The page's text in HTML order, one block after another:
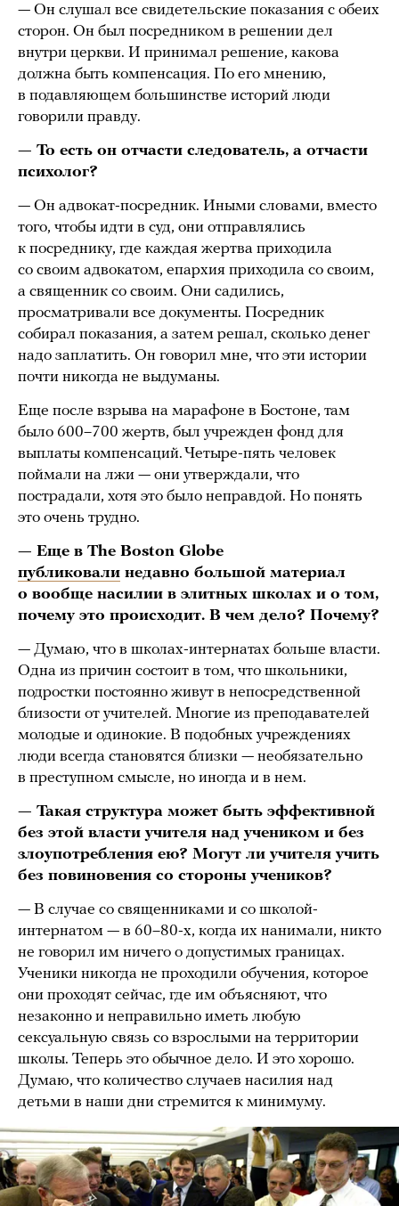
— Он слушал все свидетельские показания с обеих
сторон. Он был посредником в решении дел
внутри церкви. И принимал решение, какова
должна быть компенсация. По его мнению,
в подавляющем большинстве историй люди
говорили правду.
— То есть он отчасти следователь, а отчасти
психолог?
— Он адвокат-посредник. Иными словами, вместо
того, чтобы идти в суд, они отправлялись
к посреднику, где каждая жертва приходила
со своим адвокатом, епархия приходила со своим,
а священник со своим. Они садились,
просматривали все документы. Посредник
собирал показания, а затем решал, сколько денег
надо заплатить. Он говорил мне, что эти истории
почти никогда не выдуманы.
Еще после взрыва на марафоне в Бостоне, там
было 600–700 жертв, был учрежден фонд для
выплаты компенсаций. Четыре-пять человек
поймали на лжи — они утверждали, что
пострадали, хотя это было неправдой. Но понять
это очень трудно.
— Еще в The Boston Globe
публиковали недавно большой материал
о вообще насилии в элитных школах и о том,
почему это происходит. В чем дело? Почему?
— Думаю, что в школах-интернатах больше власти.
Одна из причин состоит в том, что школьники,
подростки постоянно живут в непосредственной
близости от учителей. Многие из преподавателей
молодые и одинокие. В подобных учреждениях
люди всегда становятся близки — необязательно
в преступном смысле, но иногда и в нем.
— Такая структура может быть эффективной
без этой власти учителя над учеником и без
злоупотребления ею? Могут ли учителя учить
без повиновения со стороны учеников?
— В случае со священниками и со школой-
интернатом — в 60–80-х, когда их нанимали, никто
не говорил им ничего о допустимых границах.
Ученики никогда не проходили обучения, которое
они проходят сейчас, где им объясняют, что
незаконно и неправильно иметь любую
сексуальную связь со взрослыми на территории
школы. Теперь это обычное дело. И это хорошо.
Думаю, что количество случаев насилия над
детьми в наши дни стремится к минимуму.